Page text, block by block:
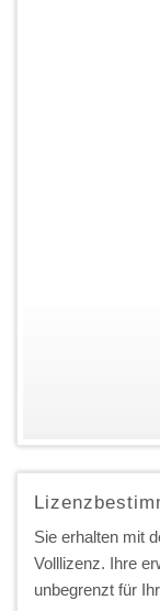
Sie erhalten mit
Volllizenz. Ihre
unbegrenzt für